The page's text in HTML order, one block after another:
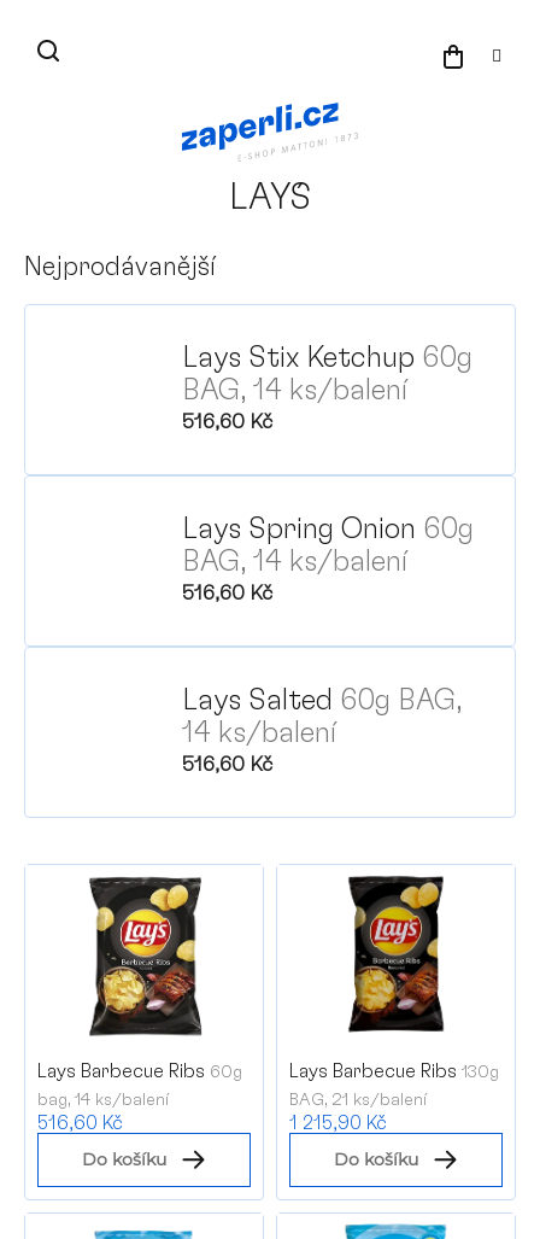
obsah
LAY´S
Nejprodávanější
Lays Stix Ketchup 60g
BAG, 14 ks/balení
516,60 Kč
Lays Spring Onion 60g
BAG, 14 ks/balení
516,60 Kč
Lays Salted 60g BAG,
14 ks/balení
516,60 Kč
V
t
ů
Lays Barbecue Ribs 60g
bag, 14 ks/balení
516,60 Kč
Do košíku
Lays Barbecue Ribs 130g
BAG, 21 ks/balení
1 215,90 Kč
Do košíku